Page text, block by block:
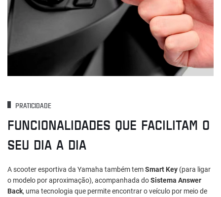
PRATICIDADE
FUNCIONALIDADES QUE FACILITAM O
SEU DIA A DIA
A scooter esportiva da Yamaha também temSmart Key (para ligar
o modelo por aproximação), acompanhada doSistema Answer
Back, uma tecnologia que permite encontrar o veículo por meio de